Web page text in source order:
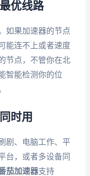
优线路
如果加速器的节点
能连不上或者速度
节点，不管你在北
智能检测你的位
时用
剧、电脑工作、平
台，或者多设备同
茄加速器支持